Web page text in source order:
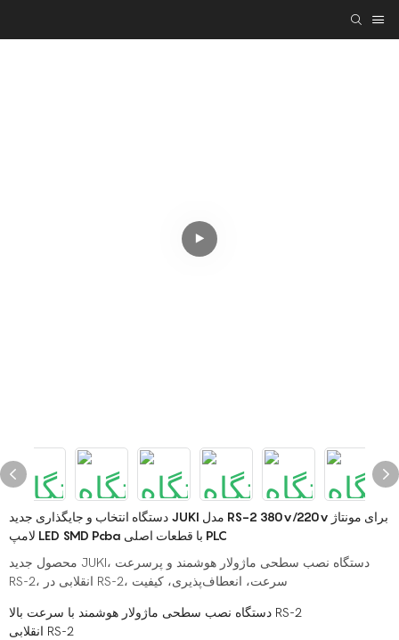
دستگاه انتخاب و جایگذاری جدید JUKI مدل RS-2 380v/220v برای مونتاژ
لامپ LED SMD Pcba با قطعات اصلی PLC
محصول جدید JUKI، دستگاه نصب سطحی ماژولار هوشمند و پرسرعت
RS-2، انقلابی در RS-2، سرعت، انعطاف‌پذیری، کیفیت
دستگاه نصب سطحی ماژولار هوشمند با سرعت بالا RS-2
انقلابی RS-2